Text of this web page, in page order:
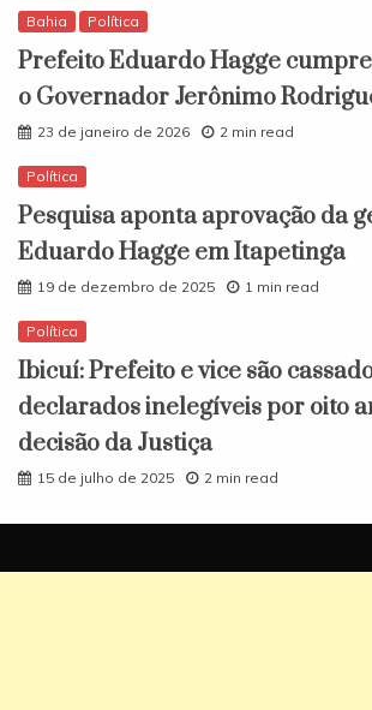
Bahia Política
Prefeito Eduardo Hagge
o Governador Jerônimo
23 de janeiro de 2026 2 min read
Política
Pesquisa aponta aprovação da
Eduardo Hagge em Itapetinga
19 de dezembro de 2025 1 min read
Política
Ibicuí: Prefeito e vice são
declarados inelegíveis por oito
decisão da Justiça
15 de julho de 2025 2 min read